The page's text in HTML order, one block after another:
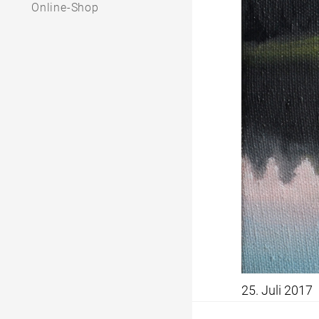
Online-Shop
25. Juli 2017